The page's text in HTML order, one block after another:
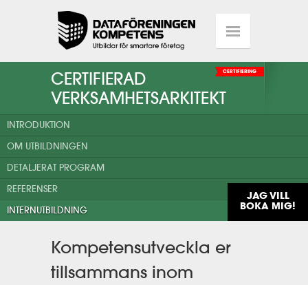
CERTIFIERAD
VERKSAMHETSARKITEKT
CERTIFIERING
INTRODUKTION
OM UTBILDNINGEN
DETALJERAT PROGRAM
REFERENSER
INTERNUTBILDNING
JAG VILL
BOKA MIG!
Kompetensutveckla er
tillsammans inom